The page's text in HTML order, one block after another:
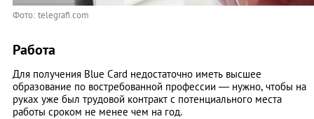
Фото: telegrafi.com
Работа
Для получения Blue Card недостаточно иметь высшее
образование по востребованной профессии — нужно, чтобы на
руках уже был трудовой контракт с потенциального места
работы сроком не менее чем на год.